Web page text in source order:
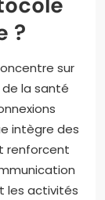
?
sur
de la santé
intègre des
renforcent
les activités